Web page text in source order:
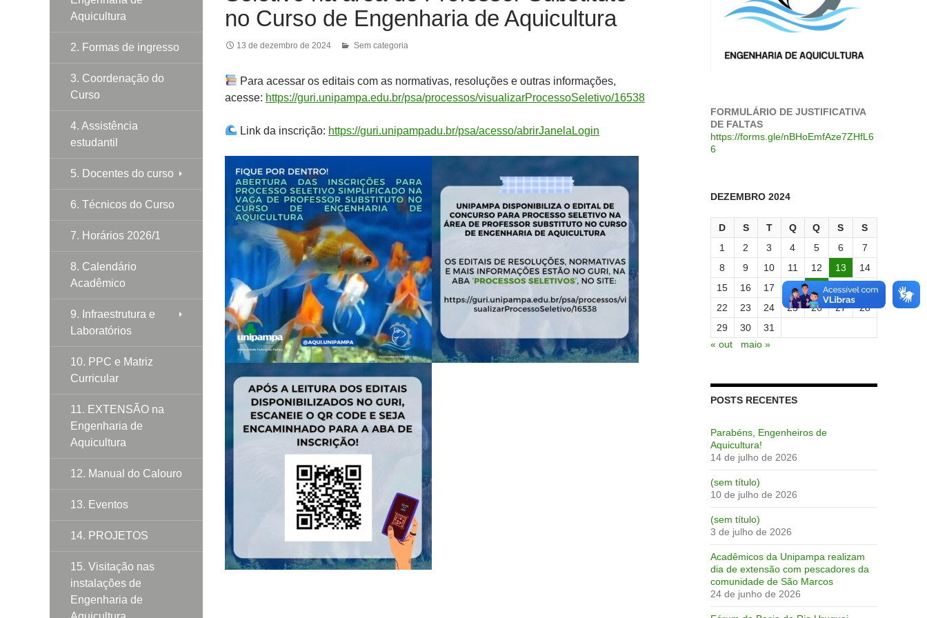
no Curso de Engenharia de Aquicultura
13 de dezembro de 2024 Sem categoria
Para acessar os editais com as normativas, resoluções e outras informações,
acesse: https://guri.unipampa.edu.br/psa/processos/visualizarProcessoSeletivo/16538
Link da inscrição: https://guri.unipampadu.br/psa/acesso/abrirJanelaLogin
FORMULÁRIO DE JUSTIFICATIVA
DE FALTAS
https://forms.gle/nBHoEmfAze7ZHfL6
6
DEZEMBRO 2024
D S T Q Q S
S
1
2 3 4 5 6
7
8
9 10 11 12 13
14
15
16 17 18 20
21
22
23 24 25 26 27
28
29
30
31
« out
maio »
POSTS RECENTES
Parabéns, Engenheiros de
Aquicultura!
14 de julho de 2026
(sem título)
10 de julho de 2026
(sem título)
3 de julho de 2026
Acadêmicos da Unipampa realizam
dia de extensão com pescadores da
comunidade de São Marcos
24 de junho de 2026
Aquicultura
2. Formas de ingresso
3. Coordenação do
Curso
4. Assistência
estudantil
5. Docentes do curso
6. Técnicos do Curso
7. Horários 2026/1
8. Calendário
Acadêmico
9. Infraestrutura e
Laboratórios
10. PPC e Matriz
Curricular
11. EXTENSÃO na
Engenharia de
Aquicultura
12. Manual do Calouro
13. Eventos
14. PROJETOS
15. Visitação nas
instalações de
Engenharia de